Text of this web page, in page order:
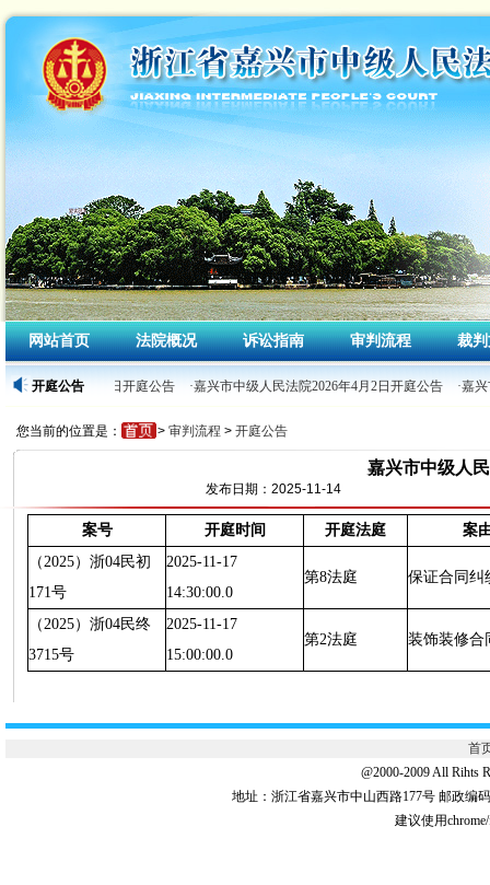
网站首页 法院概况 诉讼指南 审判流程 裁
开庭公告
法院2026年4月3日开庭公告 ·嘉兴市中级人民法院2026年4月2日开庭公告 ·嘉
您当前的位置是： > 审判流程 > 开庭公告
嘉兴市中级人
发布日期：2025-11-14
案号 开庭时间 开庭法庭
案
（2025）浙04民初
171号
2025-11-17
14:30:00.0
第8法庭 保证合同纠
（2025）浙04民终
3715号
2025-11-17
15:00:00.0
第2法庭 装饰装修合
首
@2000-2009 All Rihts
地址：浙江省嘉兴市中山西路177号 邮政编
建议使用